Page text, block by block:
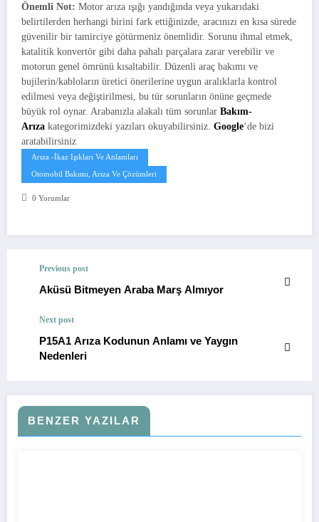
Önemli Not: Motor arıza ışığı yandığında veya yukarıdaki
belirtilerden herhangi birini fark ettiğinizde, aracınızı en kısa sürede
güvenilir bir tamirciye götürmeniz önemlidir. Sorunu ihmal etmek,
katalitik konvertör gibi daha pahalı parçalara zarar verebilir ve
motorun genel ömrünü kısaltabilir. Düzenli araç bakımı ve
bujilerin/kabloların üretici önerilerine uygun aralıklarla kontrol
edilmesi veya değiştirilmesi, bu tür sorunların önüne geçmede
büyük rol oynar. Arabanızla alakalı tüm sorunlar Bakım-
Arıza kategorimizdeki yazıları okuyabilirsiniz. Google‘de bizi
aratabilirsiniz
Arıza -İkaz Işıkları Ve Anlamları
Otomobil Bakımı, Arıza Ve Çözümleri
0 Yorumlar
Previous post
Aküsü Bitmeyen Araba Marş Almıyor
Next post
P15A1 Arıza Kodunun Anlamı ve Yaygın
Nedenleri
BENZER YAZILAR